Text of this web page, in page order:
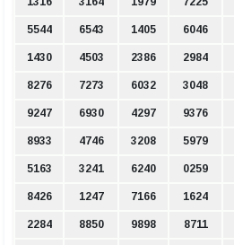
5544 6543 1405 6046
1430 4503 2386 2984
8276 7273 6032 3048
9247 6930 4297 9376
8933 4746 3208 5979
5163 3241 6240 0259
8426 1247 7166 1624
2284 8850 9898 8711